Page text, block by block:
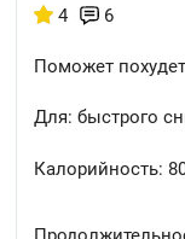
4
6
Поможет
Для: быстрого
Калорийность: